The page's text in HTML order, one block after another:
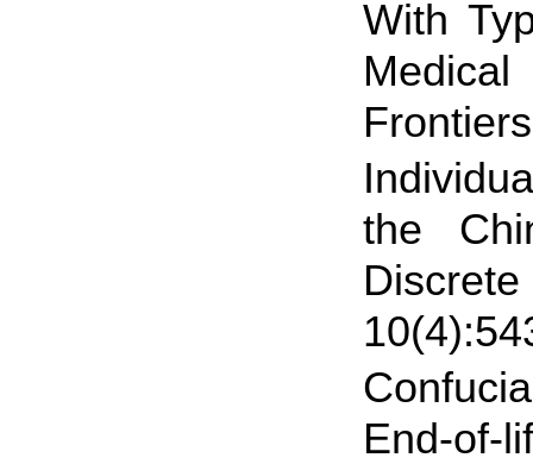
With
the
End-of-